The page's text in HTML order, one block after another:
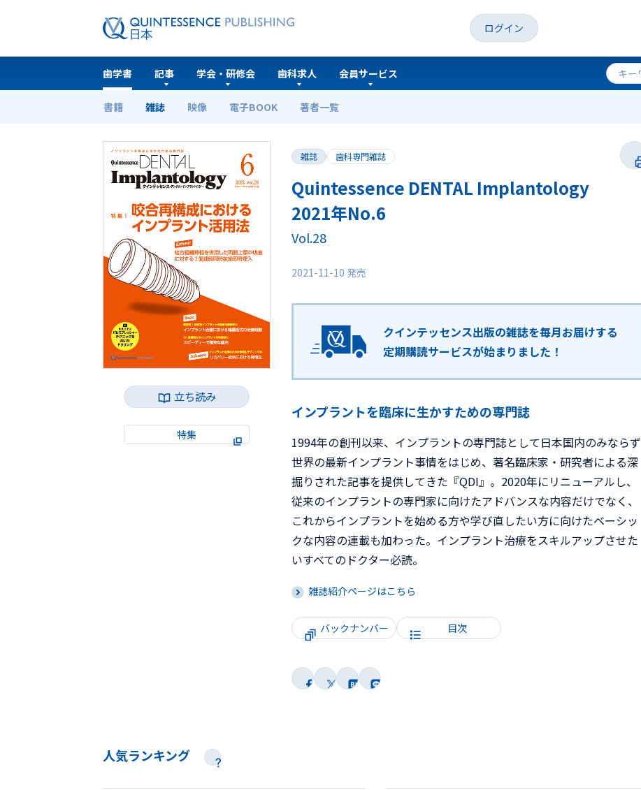
ログイン
歯学書
書籍 雑誌 映像 電子BOOK 著者一覧
記事 学会・研修会 歯科求人 会員サービス
ホーム 歯学書 Quintessence DENTAL Implantology 2021年No.6
立ち読み
特集
雑誌 歯科専門雑誌
Quintessence DENTAL Implantology
2021年No.6
Vol.28
2021-11-10 発売
クインテッセンス出版の雑誌を毎月お届けする
定期購読サービスが始まりました！
インプラントを臨床に生かすための専門誌
1994年の創刊以来、インプラントの専門誌として日本国内のみならず
世界の最新インプラント事情をはじめ、著名臨床家・研究者による深
掘りされた記事を提供してきた『QDI』。2020年にリニューアルし、
従来のインプラントの専門家に向けたアドバンスな内容だけでなく、
これからインプラントを始める方や学び直したい方に向けたベーシッ
クな内容の連載も加わった。インプラント治療をスキルアップさせた
いすべてのドクター必読。
雑誌紹介ページはこちら
バックナンバー 目次
人気ランキング